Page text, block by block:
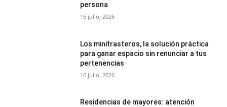
persona
16 julio, 2026
Los minitrasteros, la solución práctica
para ganar espacio sin renunciar a tus
pertenencias
16 julio, 2026
Residencias de mayores: atención